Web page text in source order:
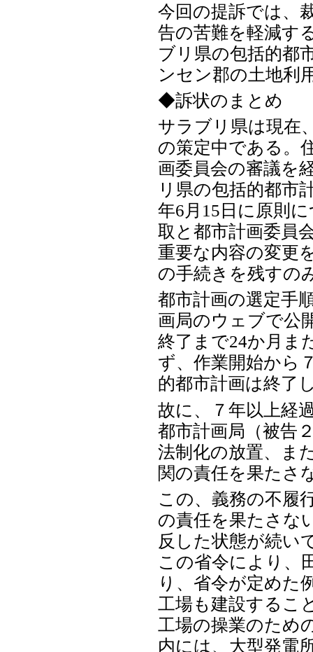
今回の提訴では、
告の苦難を軽減す
ブリ県の包括的都
ンセン郡の土地利
◆訴状のまとめ
サラブリ県は現在
の策定中である。
画委員会の審議を
リ県の包括的都市
年6月15日に原則
取と都市計画委員
重要な内容の変更
の手続きを残すの
都市計画の選定手
画局のウェブで公
終了まで24か月ま
ず、作業開始から
的都市計画は終了
故に、７年以上経
都市計画局（被告
法制化の放置、ま
関の責任を果たさ
この、義務の不履
の責任を果たさな
反した状態が続い
この省令により、
り、省令が定めた
工場も建設するこ
工場の操業のため
内には、大型発電